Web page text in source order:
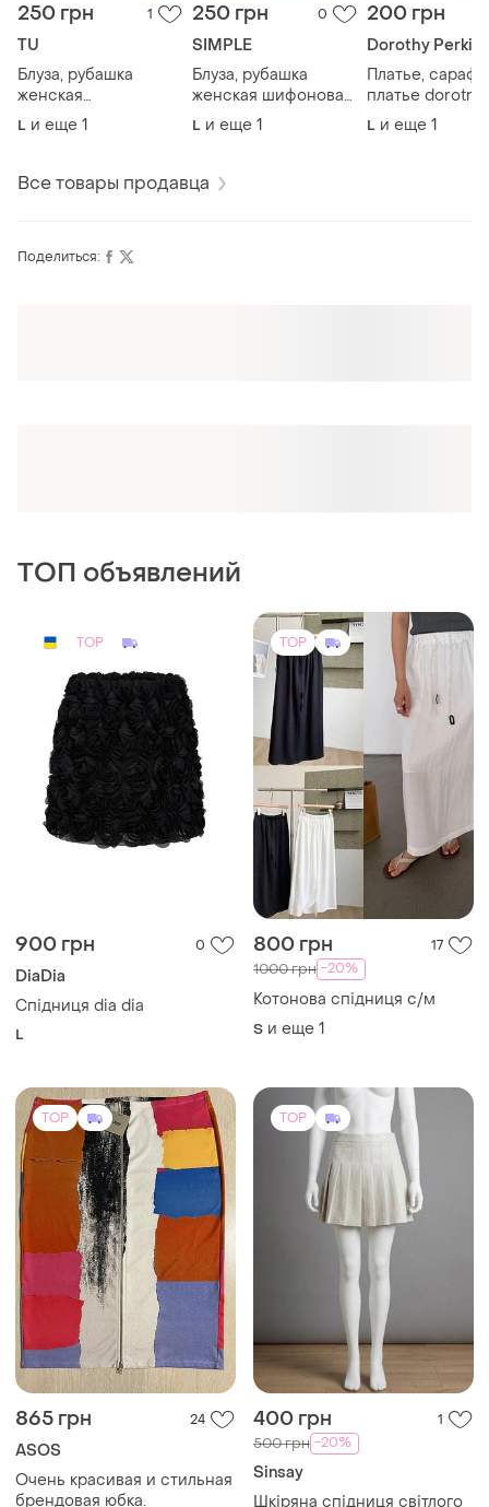
250 грн 1
TU
Блуза, рубашка
женская
натуральная вискоза
tu принт бабочки.
L и еще 1
250 грн 0
SIMPLE
Блуза, рубашка
женская шифоновая
simple by..
L и еще 1
200 грн
Dorothy Perkins
Платье,
платье dorotny
perkins.
L и еще 1
Все товары продавца
Поделиться:
900 грн 0
DiaDia
800 грн
1000 грн -20%
Котонова спідниця с/м
S и еще
865 грн
ASOS
Очень красивая и стильная
брендовая юбка.
Sinsay
Шкіряна спідниця світлого
кольору
XL